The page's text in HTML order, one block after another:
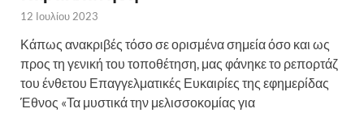
12 Ιουλίου 2023
Κάπως ανακριβές τόσο σε ορισμένα σημεία όσο και ως
προς τη γενική του τοποθέτηση, μας φάνηκε το ρεπορτάζ
του ένθετου Επαγγελματικές Ευκαιρίες της εφημερίδας
Έθνος «Τα μυστικά την μελισσοκομίας για